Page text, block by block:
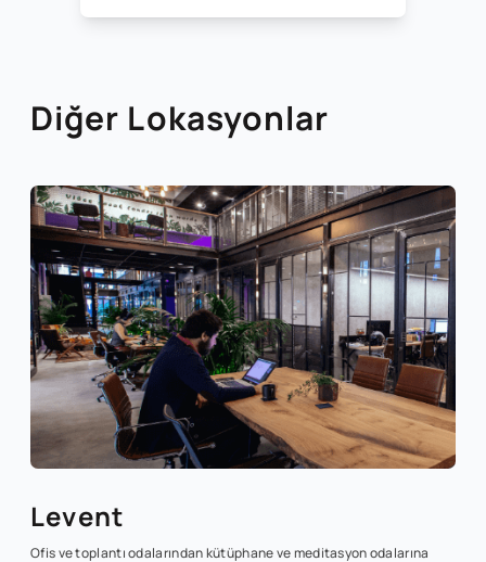
Diğer Lokasyonlar
Levent
Ofis ve toplantı odalarından kütüphane ve meditasyon odalarına